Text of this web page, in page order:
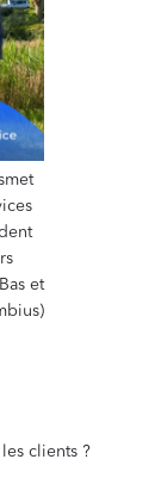
et
clients ?